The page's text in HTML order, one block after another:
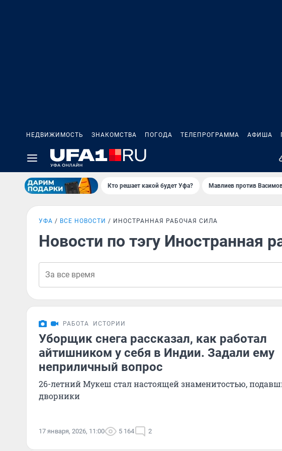
НЕДВИЖИМОСТЬ ЗНАКОМСТВА ПОГОДА ТЕЛЕПРОГРАММА АФИША
Кто решает какой будет Уфа? Мавлиев против
УФА ВСЕ НОВОСТИ ИНОСТРАННАЯ РАБОЧАЯ СИЛА
Новости по тэгу Иностранная
РАБОТА ИСТОРИИ
Уборщик снега рассказал, как работал
айтишником у себя в Индии. Задали ему
неприличный вопрос
26-летний Мукеш стал настоящей знаменитостью,
дворники
17 января, 2026, 11:00 5 164 2